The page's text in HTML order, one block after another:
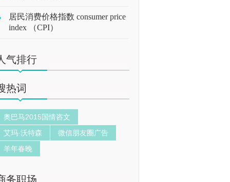
居民消费价格指数 consumer price
index （CPI）
气排行
热词
奥巴马2015国情咨文
艾玛·沃特森
微信朋友圈广告
羊年春晚
务职场